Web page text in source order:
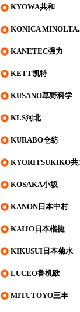
KYOWA共和
KONICA
KANETEC强力
KETT凯特
KUSANO草野科学
KLS河北
KURABO仓纺
KYORITSUKIKO共
KOSAKA小坂
KANON日本中村
KAIJO日本楷捷
KIKUSUI日本菊水
LUCEO鲁机欧
MITUTOYO三丰